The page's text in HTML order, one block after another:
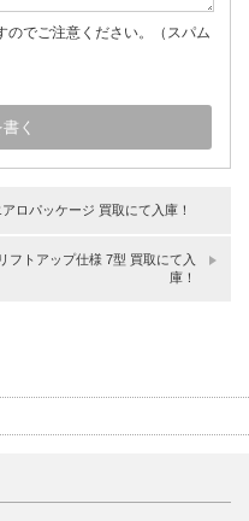
のでご注意ください。（スパム
ロパッケージ 買取にて入庫！
フトアップ仕様 7型 買取にて入
庫！